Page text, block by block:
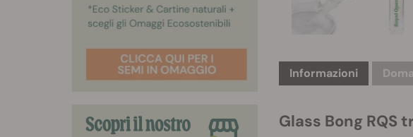
Informazioni
Glass Bong RQS